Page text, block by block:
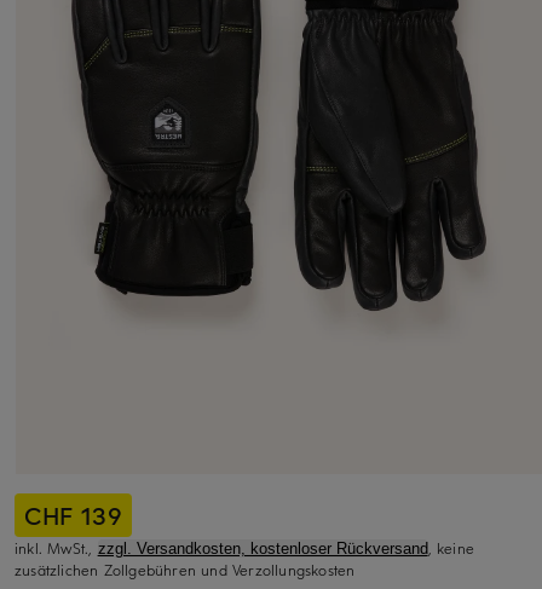
CHF 139
inkl. MwSt., zzgl. Versandkosten, kostenloser Rückversand, keine
zusätzlichen Zollgebühren und Verzollungskosten